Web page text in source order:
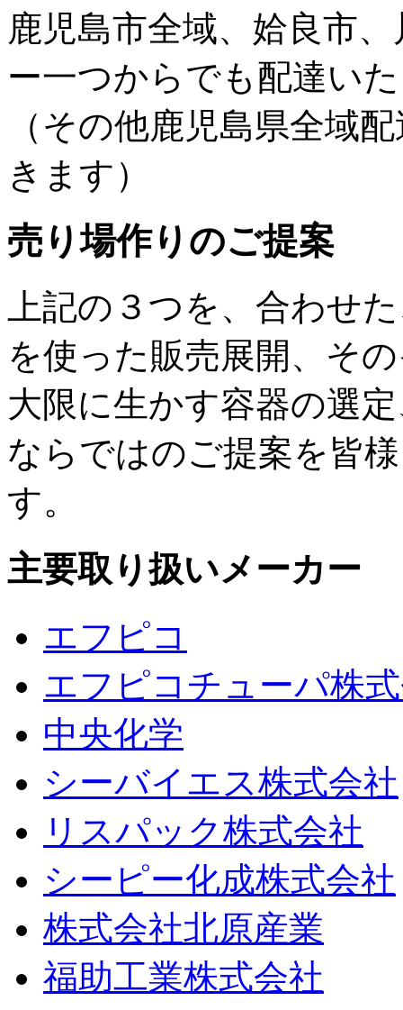
鹿児島市全域、姶良市
ー一つからでも配達い
（その他鹿児島県全域
きます）
売り場作りのご提案
上記の３つを、合わせ
を使った販売展開、そ
大限に生かす容器の選
ならではのご提案を皆
す。
主要取り扱いメーカー
エフピコ
エフピコチューパ株
中央化学
シーバイエス株式会社
リスパック株式会社
シーピー化成株式会社
株式会社北原産業
福助工業株式会社